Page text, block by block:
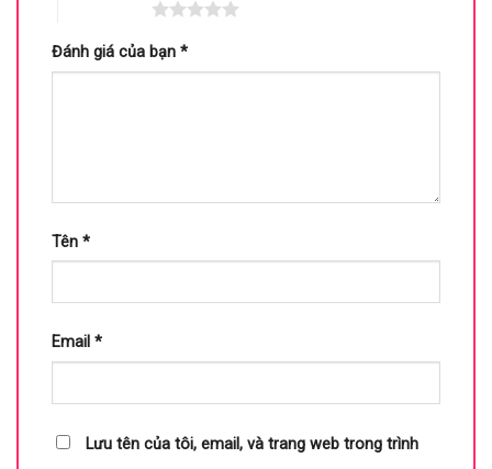
Đánh giá của bạn *
Tên *
Email *
Lưu tên của tôi, email, và trang web trong trình